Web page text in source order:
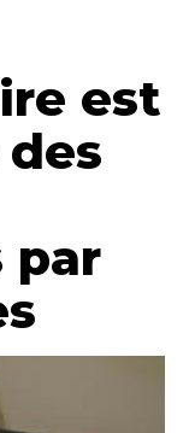
est
par